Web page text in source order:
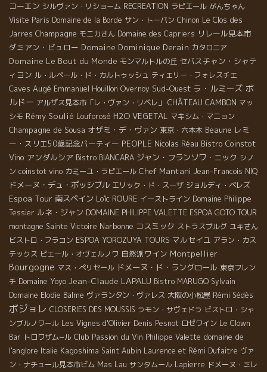
コーエン シルヴァン・リショーム RECREATION ラピエール がんちゃん
Visite Paris Domaine de la Borde サン・トーバン Chinon Le Clos des
Jarres Champagne モニカさん Domaine des Capriers リレール見本市
ダミアン・ビュロー Domaine Dominique Derain カタロニア
Domaine Le Bout du Monde モンマルトルの丘 セバスチャン・シャテ
ィヨン ル・ルペール・ド・カルトゥッシュ ティエリー・フォレスチエ
Caves Augé Emmanuel Houillon Overnoy Sud-Ouest ラ・ルミーズ ボ
ルドー アルザス見本市「レ・ヴァン・リベレ」 CHÂTEAU CAMBON マッ
シモ Rémy Soulié Louforosé H2O VEGETAL マキシム・マニョン
Champagne de Sousa オザミ・デ・ヴァン 東京・六本木 Beaune レミ
ー・スリエ50歳記念パーティー PEOPLE Nicolas Réau Bistro Coinstot
Vino アンダルシア Bistro BIANCARA ジャン・フランソワ・ニック シノ
ン coinstot vino カミーユ・ラピエール Chef Mantani Jean-Francois NIQ
ドメーヌ・デュ・ポッシブル エリック・ド・スーザ ジョルディ・ペレズ
Espoa Tour 南スペイン Loïc ROURE イーストライン Domaine Philippe
Tessier ルネ・ジャン DOMAINE PHILIPPE VALETTE ESPOA GOTO TOUR
montagne Sainte Victoire Narbonne コスミック ストラスブルグ ユキさん
ビストロ・フラコン ESPOA YOROZUYA TOURS マルセイユ アラン・カス
テックス ピエール・オヴェルノワ 自然派ワイン Montpellier
Bourgogne マス・ぺリセール ドメーヌ・ド・ラングロール 東京フレン
チ Domaine Yoyo Jean-Claude LAPALU Bistro MARUGO Sylvain
Domaine Elodie Balme ヴァランタン・ヴァレス 大阪の小松屋 Rémi Sédès
ボジョレ CLOSERIES DES MOUSSIS ラモン・サヴェドラ ビストロ・シャ
ンブルノワール Les Vignes d'Olivier Denis Pesnot ロゼワイン Le Clown
Bar トロワザム−ル Club Passion du Vin Philippe Valette domaine de
l'anglore Italie Kagoshima Saint Aubin Laurence et Rémi Dufaitre ヴァ
ン・ナチュール見本市ビム Mas Lau サンタムール Lapierre ドメーヌ・ミレ